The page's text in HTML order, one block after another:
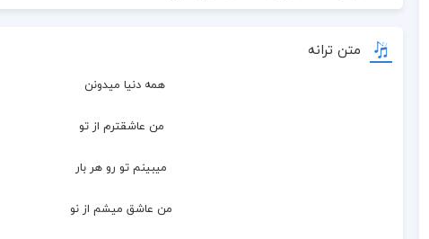
متن ترانه
همه دنیا میدونن
  من عاشقترم از تو
  میبینم تو رو هر بار
  من عاشق میشم از نو